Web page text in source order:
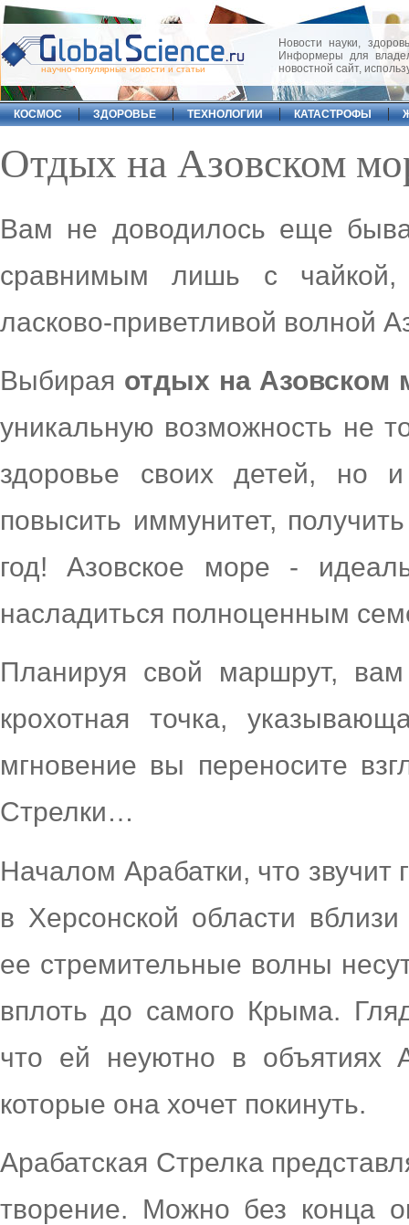
научно-популярные новости и статьи
Новости науки,
Информеры для
новостной сайт,
КОСМОС ЗДОРОВЬЕ ТЕХНОЛОГИИ КАТАСТРОФЫ
Отдых на Азовском
Вам не доводилось еще
сравнимым лишь с чайкой,
ласково-приветливой волной
Выбирая отдых на Азовском
уникальную возможность не
здоровье своих детей, но
повысить иммунитет,
год! Азовское море -
насладиться полноценным
Планируя свой маршрут,
крохотная точка,
мгновение вы переносите
Стрелки…
Началом Арабатки, что звучит
в Херсонской области вблизи
ее стремительные волны
вплоть до самого Крыма.
что ей неуютно в объятиях
которые она хочет покинуть.
Арабатская Стрелка
творение. Можно без конца